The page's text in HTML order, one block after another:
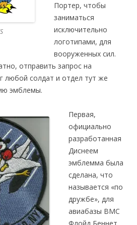
Портер, чтобы
заниматься
исключительно
логотипами, для
вооруженных сил.
отправить запрос на
любой солдат и отдел тут же
эмблемы.
Первая,
официально
разработанная
Диснеем
эмблемма была
сделана, что
называется «по
дружбе», для
авиабазы ВМС